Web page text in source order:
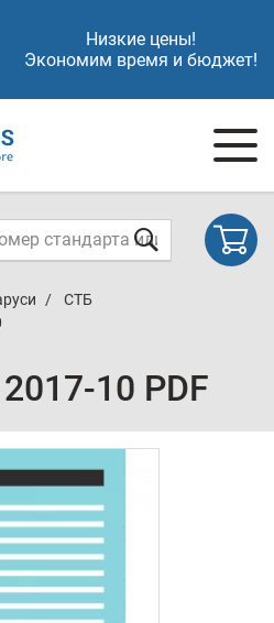
Низкие цены!
Экономим время и бюджет!
СТБ
10 PDF